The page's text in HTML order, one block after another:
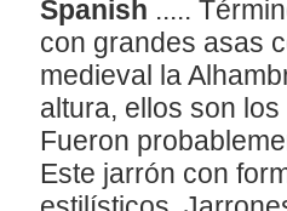
Spanish .....
con grandes asas
medieval la
altura, ellos son
Fueron
Este jarrón con